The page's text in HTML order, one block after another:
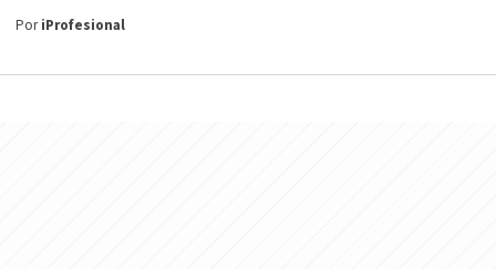
PoriProfesional